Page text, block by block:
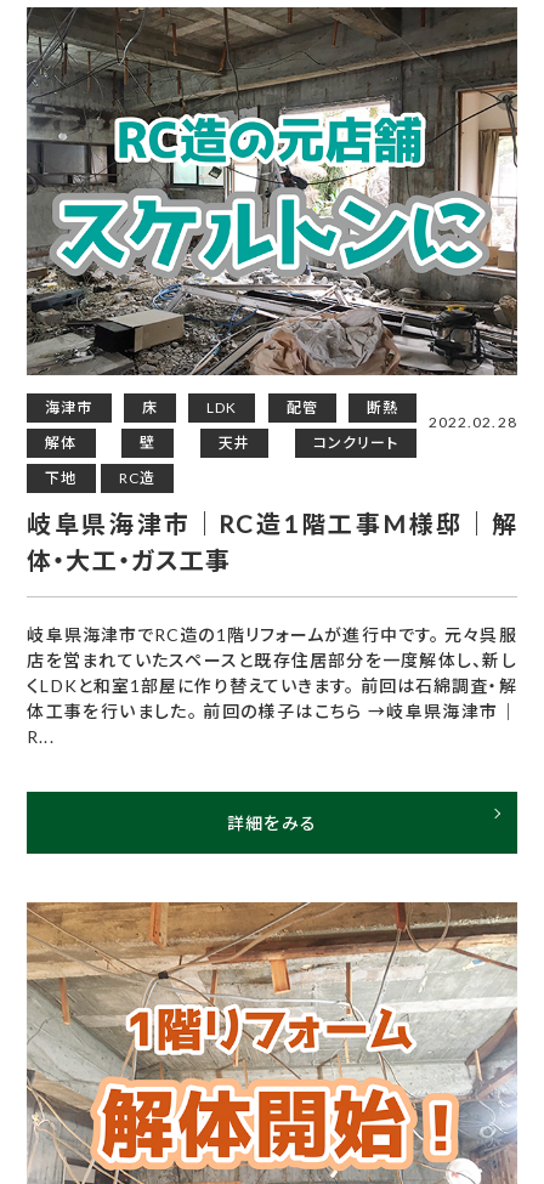
海津市 床 LDK 配管
断熱
解体
壁 天井
コンクリート
下地
RC造
2022.02.28
岐阜県海津市｜RC造1階工事M様邸｜解
体・大工・ガス工事
岐阜県海津市でRC造の1階リフォームが進行中です。 元々呉服
店を営まれていたスペースと既存住居部分を一度解体し、新し
くLDKと和室1部屋に作り替えていきます。 前回は石綿調査・解
体工事を行いました。 前回の様子はこちら →岐阜県海津市｜
R...
詳細をみる